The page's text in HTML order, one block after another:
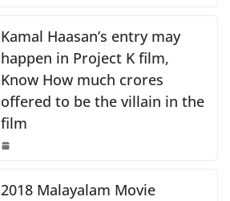
k
Kamal Haasan’s entry may
happen in Project K film,
Know How much crores
offered to be the villain in the
film
2018 Malayalam Movie